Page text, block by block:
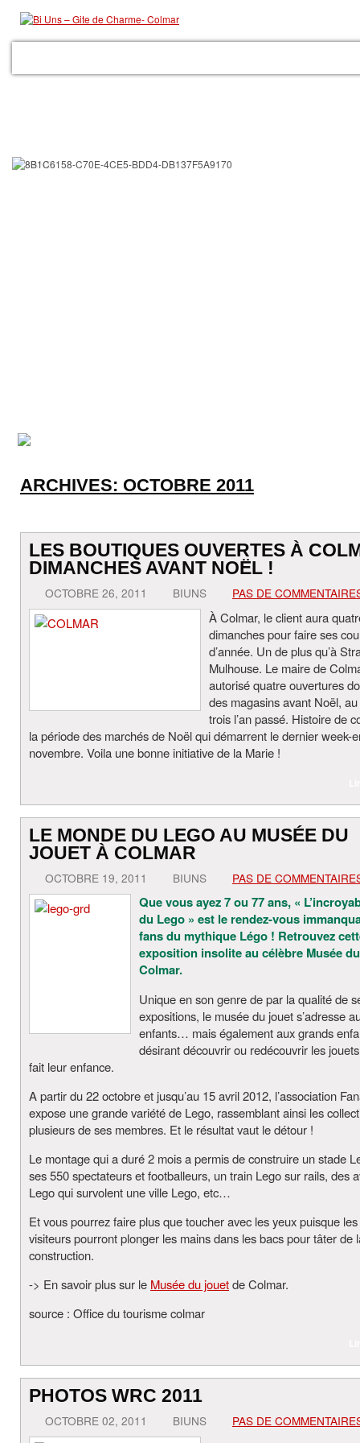
ARCHIVES: OCTOBRE 2011
LES BOUTIQUES OUVERTES À
DIMANCHES AVANT NOËL !
OCTOBRE 26, 2011 BIUNS PAS DE
À Colmar, le client aura
dimanches pour faire ses
d’année. Un de plus qu’à
Mulhouse. Le maire de
autorisé quatre ouvertures
des magasins avant Noël,
trois l’an passé. Histoire de
la période des marchés de Noël qui démarrent le dernier week-
novembre. Voila une bonne initiative de la Marie !
LE MONDE DU LEGO AU MUSÉE DU
JOUET À COLMAR
OCTOBRE 19, 2011 BIUNS PAS DE
Que vous ayez 7 ou 77 ans, «
du Lego » est le rendez-vous
fans du mythique Légo ! Retrouvez
exposition insolite au célèbre Musée
Colmar.
Unique en son genre de par la qualité de
expositions, le musée du jouet s’adresse
enfants… mais également aux grands
désirant découvrir ou redécouvrir les
fait leur enfance.
A partir du 22 octobre et jusqu’au 15 avril 2012, l’association
expose une grande variété de Lego, rassemblant ainsi les
plusieurs de ses membres. Et le résultat vaut le détour !
Le montage qui a duré 2 mois a permis de construire un stade
ses 550 spectateurs et footballeurs, un train Lego sur rails, des
Lego qui survolent une ville Lego, etc…
Et vous pourrez faire plus que toucher avec les yeux puisque
visiteurs pourront plonger les mains dans les bacs pour tâter de
construction.
-> En savoir plus sur le Musée du jouetde Colmar.
source : Office du tourisme colmar
PHOTOS WRC 2011
OCTOBRE 02, 2011 BIUNS PAS DE